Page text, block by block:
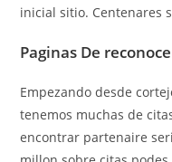
inicial sitio. Centenares
Paginas De
Empezando desde
tenemos muchas de
encontrar partenaire